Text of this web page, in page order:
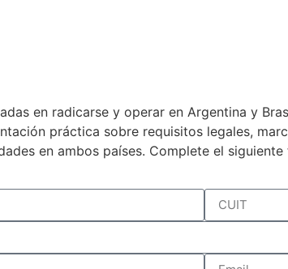
en radicarse y operar en Argentina y
práctica sobre requisitos legales,
en ambos países. Complete el